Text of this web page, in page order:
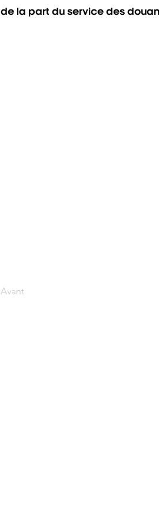
de la part du service des
Avant